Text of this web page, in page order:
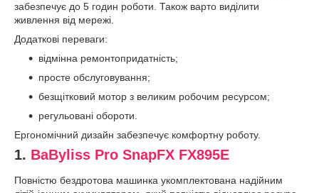
забезпечує до 5 годин роботи. Також варто виділити
живлення від мережі.
Додаткові переваги:
відмінна ремонтопридатність;
просте обслуговування;
безщітковий мотор з великим робочим ресурсом;
регульовані обороти.
Ергономічний дизайн забезпечує комфортну роботу.
1. BaByliss Pro SnapFX FX895E
Повністю бездротова машинка укомплектована надійним